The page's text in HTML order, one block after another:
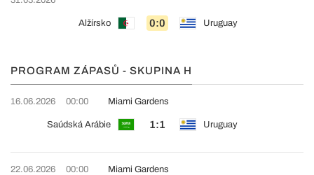
Alžírsko 0:0 Uruguay
PROGRAM ZÁPASŮ - SKUPINA H
16.06.2026 00:00
Saúdská Arábie 1:1 Uruguay
Miami Gardens
22.06.2026 00:00 Miami Gardens